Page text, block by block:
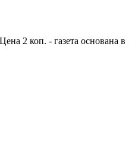
2 коп. - газета основана в